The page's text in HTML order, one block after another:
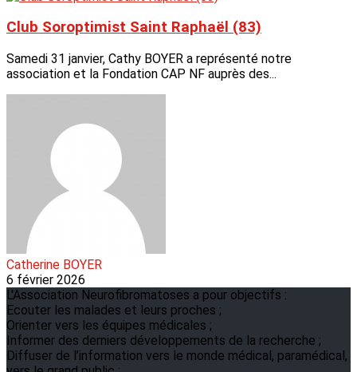
Club Soroptimist Saint Raphaël (83)
Samedi 31 janvier, Cathy BOYER a représenté notre
association et la Fondation CAP NF auprès des...
Catherine BOYER
6 février 2026
L'Association Neurofibromatoses a pour objectifs :
Ecouter les malades et leurs proches ;
Orienter vers les équipes médicales ;
Informer des derniers développements de la recherche ;
Diffuser de l’information vers le monde médical, paramédical,